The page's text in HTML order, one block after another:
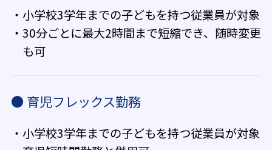
・小学校3学年までの子どもを持つ従業員が対象
・30分ごとに最大2時間まで短縮でき、随時変更
も可
● 育児フレックス勤務
・小学校3学年までの子どもを持つ従業員が対象